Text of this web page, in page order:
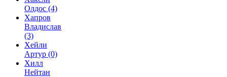
Олдос (4)
Хапров
Владислав
(3)
Хейли
Артур (0)
Хилл
Нейтан